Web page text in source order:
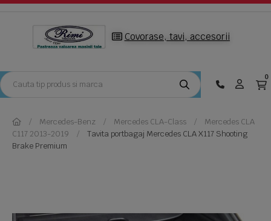
Covorase, tavi, accesorii
0
Mercedes-Benz Mercedes CLA-Class
Mercedes CLA
C117 2013-2019
Tavita portbagaj Mercedes CLA X117 Shooting
Brake Premium